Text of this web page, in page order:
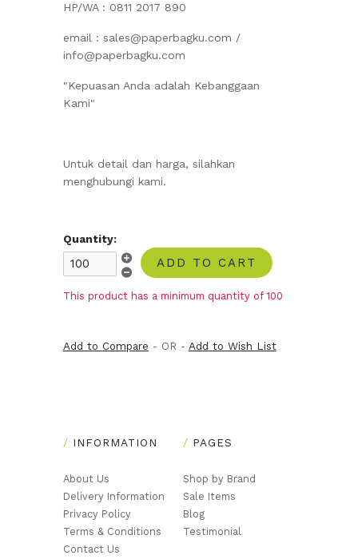
HP/WA : 0811 2017 890
email : sales@paperbagku.com /
info@paperbagku.com
"Kepuasan Anda adalah Kebanggaan
Kami"
Untuk detail dan harga, silahkan
menghubungi kami.
Quantity:
ADD TO CART
This product has a minimum quantity of 100
Add to Compare - OR - Add to Wish List
INFORMATION
About Us
Delivery Information
Privacy Policy
Terms & Conditions
Contact Us
PAGES
Shop by Brand
Sale Items
Blog
Testimonial